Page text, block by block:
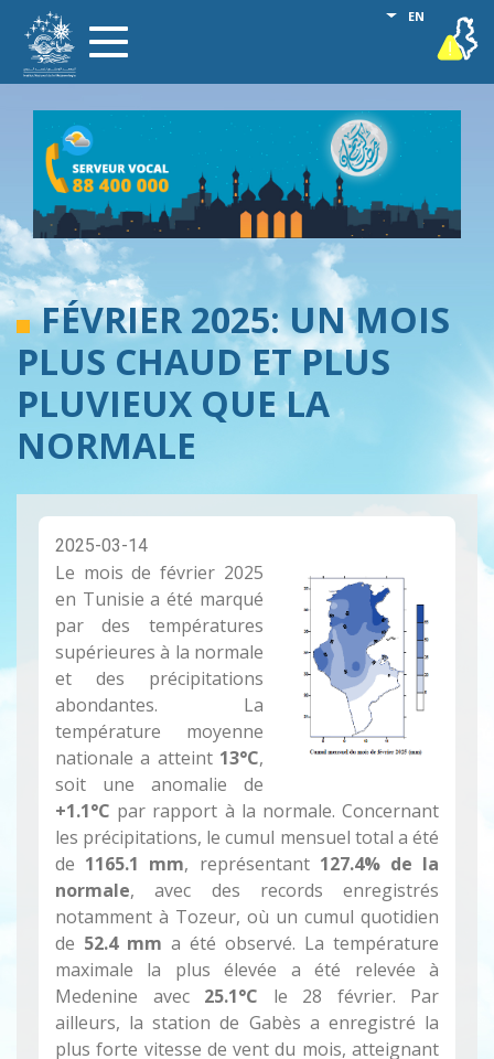
main
Toggle
navigation
EN
List
vigilance
FÉVRIER 2025: UN MOIS
PLUS CHAUD ET PLUS
PLUVIEUX QUE LA
NORMALE
2025-03-14
Le mois de février 2025
en Tunisie a été marqué
par des températures
supérieures à la normale
et des précipitations
abondantes. La
température moyenne
nationale a atteint 13°C,
soit une anomalie de
+1.1°C par rapport à la normale. Concernant
les précipitations, le cumul mensuel total a été
de 1165.1 mm, représentant 127.4% de la
normale, avec des records enregistrés
notamment à Tozeur, où un cumul quotidien
de 52.4 mm a été observé. La température
maximale la plus élevée a été relevée à
Medenine avec 25.1°C le 28 février. Par
ailleurs, la station de Gabès a enregistré la
plus forte vitesse de vent du mois, atteignant